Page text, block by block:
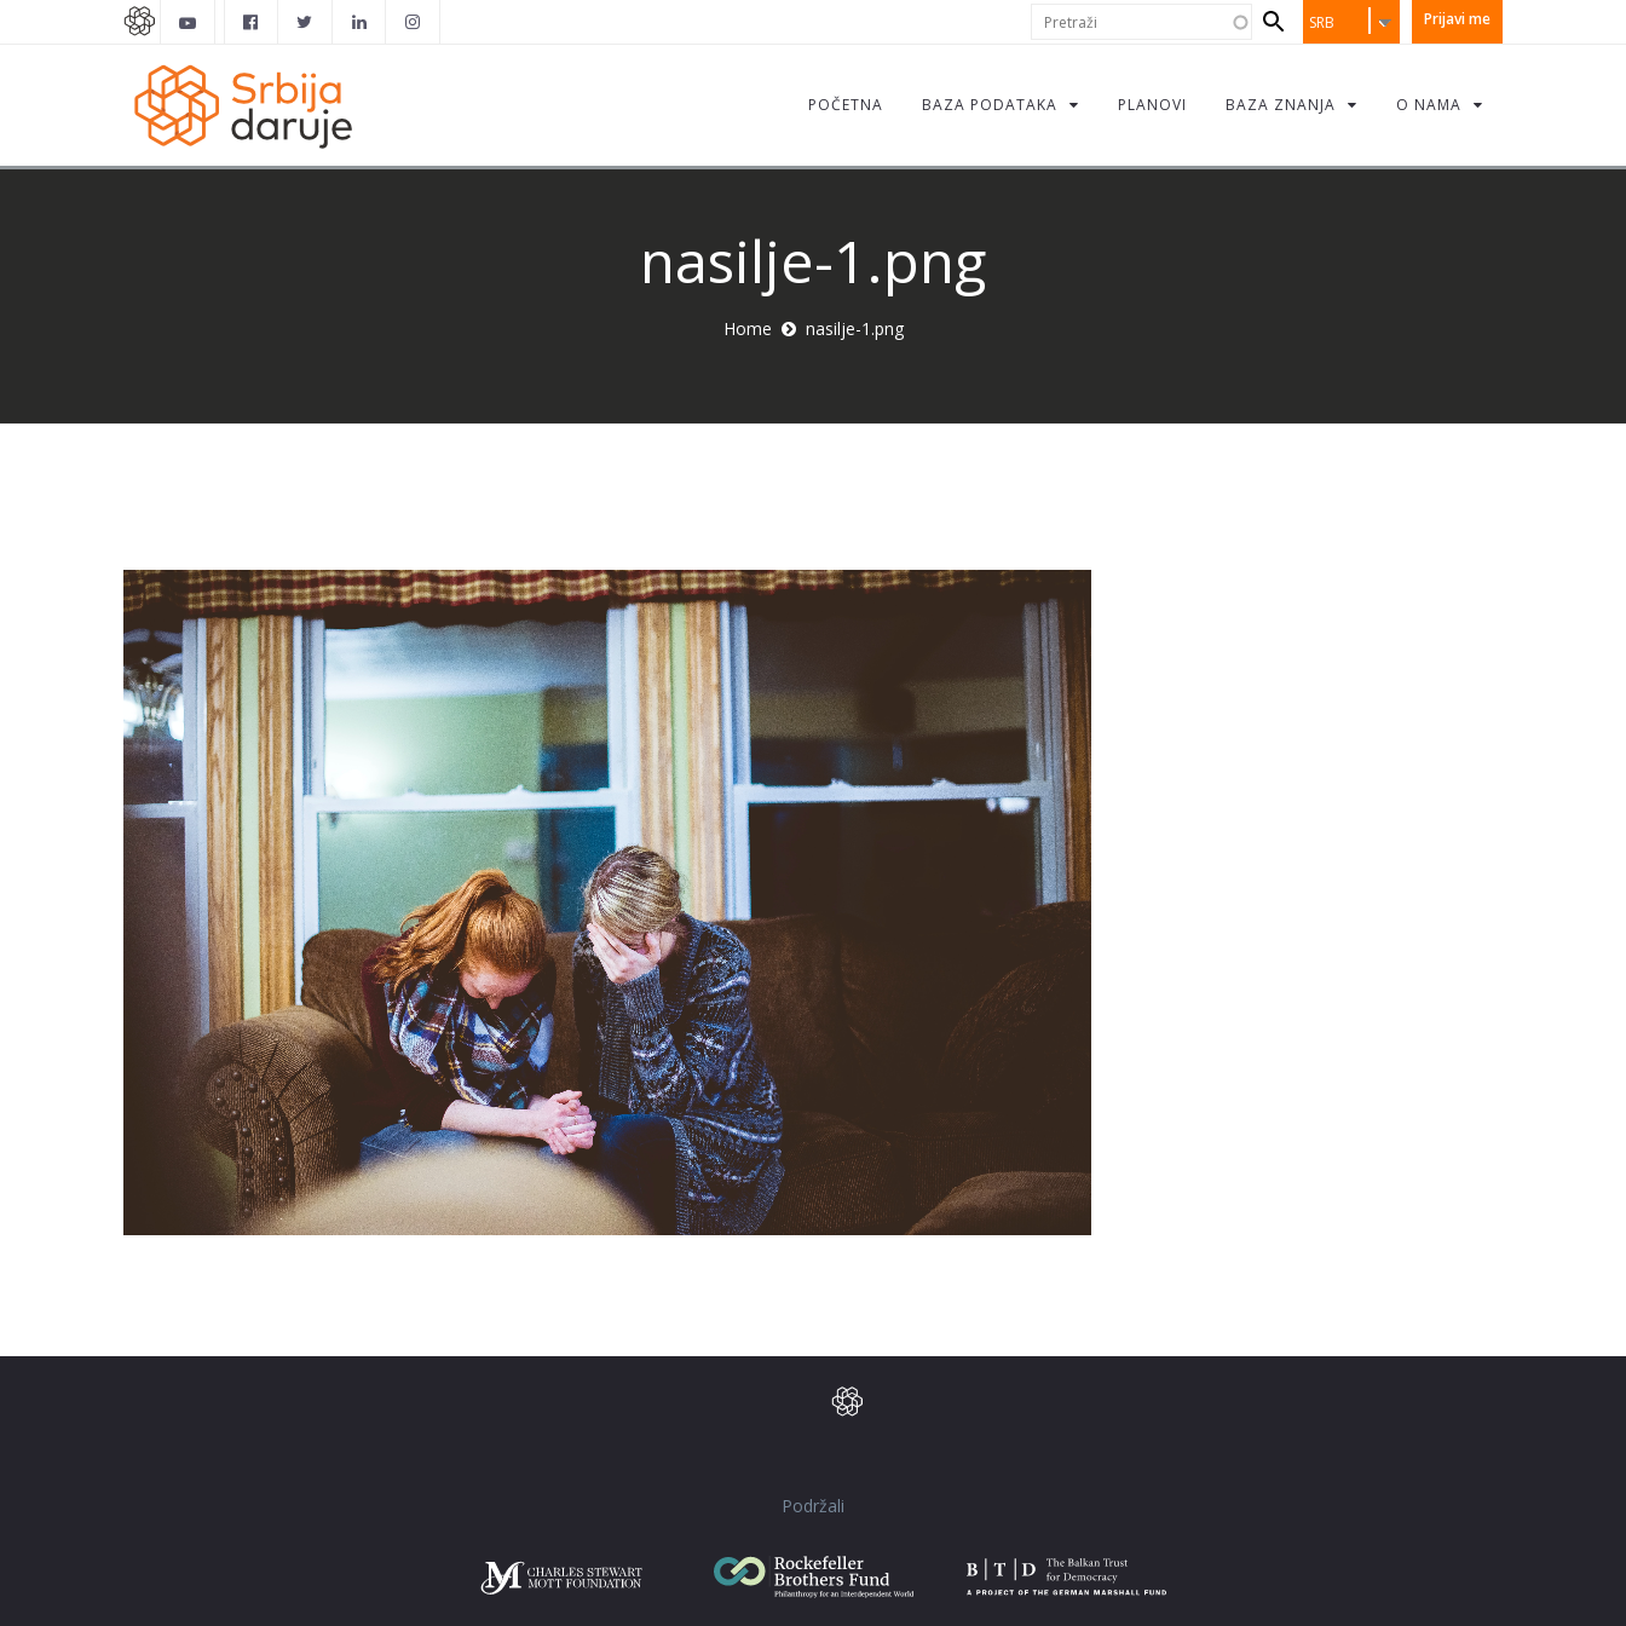
Prijavi me
SRB
Search
form
POČETNA BAZA PODATAKA PLANOVI BAZA ZNANJA O NAMA
nasilje-1.png
Home nasilje-1.png
Podržali